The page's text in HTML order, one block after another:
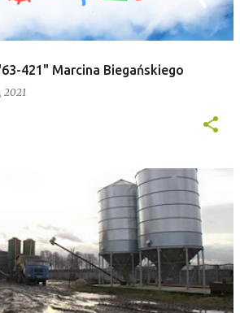
421" Marcina Biegańskiego
2021